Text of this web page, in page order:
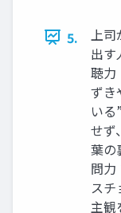
5.
上
出す
聴力
ずき
い
せず
葉の
問力
スチ
主観